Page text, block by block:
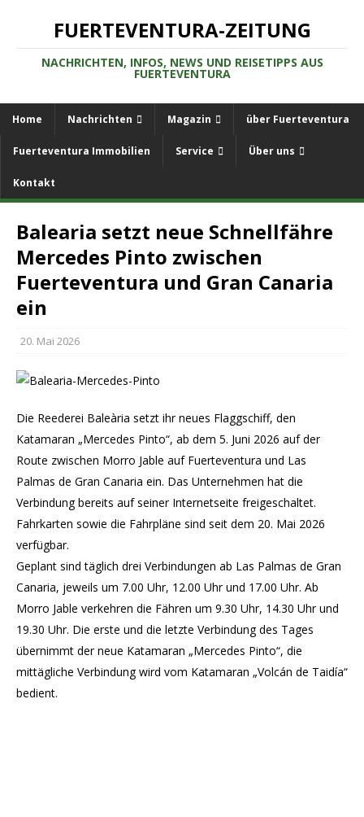
FUERTEVENTURA-ZEITUNG
NACHRICHTEN, INFOS, NEWS UND REISETIPPS AUS
FUERTEVENTURA
Home Nachrichten Magazin über Fuerteventura
Fuerteventura Immobilien Service Über uns
Kontakt
Balearia setzt neue Schnellfähre
Mercedes Pinto zwischen
Fuerteventura und Gran Canaria
ein
20. Mai 2026
Die Reederei Baleària setzt ihr neues Flaggschiff, den
Katamaran „Mercedes Pinto“, ab dem 5. Juni 2026 auf der
Route zwischen Morro Jable auf Fuerteventura und Las
Palmas de Gran Canaria ein. Das Unternehmen hat die
Verbindung bereits auf seiner Internetseite freigeschaltet.
Fahrkarten sowie die Fahrpläne sind seit dem 20. Mai 2026
verfügbar.
Geplant sind täglich drei Verbindungen ab Las Palmas de Gran
Canaria, jeweils um 7.00 Uhr, 12.00 Uhr und 17.00 Uhr. Ab
Morro Jable verkehren die Fähren um 9.30 Uhr, 14.30 Uhr und
19.30 Uhr. Die erste und die letzte Verbindung des Tages
übernimmt der neue Katamaran „Mercedes Pinto“, die
mittägliche Verbindung wird vom Katamaran „Volcán de Taidía“
bedient.